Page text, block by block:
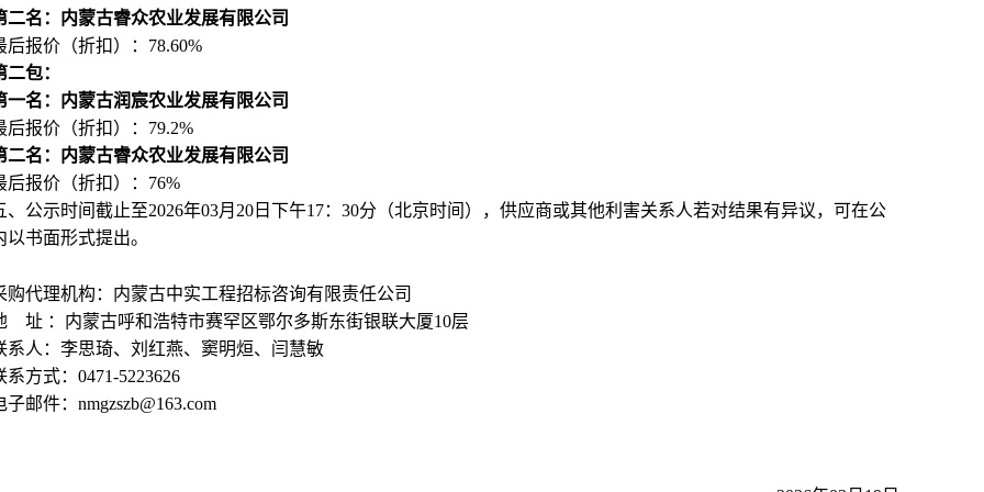
二名：内蒙古睿众农业发展有限公司
后报价（折扣）：78.60%
二包：
一名：内蒙古润宸农业发展有限公司
后报价（折扣）：79.2%
二名：内蒙古睿众农业发展有限公司
后报价（折扣）：76%
、公示时间截止至2026年03月20日下午17：30分（北京时间），供应商或其他利害关系人若对结果有异议，可在公
以书面形式提出。
购代理机构：内蒙古中实工程招标咨询有限责任公司
址 ：内蒙古呼和浩特市赛罕区鄂尔多斯东街银联大厦10层
系人：李思琦、刘红燕、窦明烜、闫慧敏
系方式：0471-5223626
子邮件：nmgzszb@163.com